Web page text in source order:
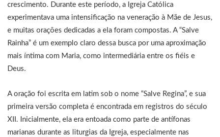
crescimento. Durante este período, a Igreja Católica
experimentava uma intensificação na veneração à Mãe de Jesus,
e muitas orações dedicadas a ela foram compostas. A “Salve
Rainha” é um exemplo claro dessa busca por uma aproximação
mais íntima com Maria, como intermediária entre os fiéis e
Deus.
A oração foi escrita em latim sob o nome “Salve Regina”, e sua
primeira versão completa é encontrada em registros do século
XII. Inicialmente, ela era entoada como parte de antífonas
marianas durante as liturgias da Igreja, especialmente nas